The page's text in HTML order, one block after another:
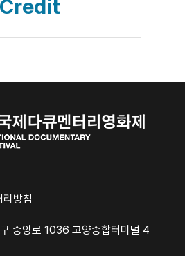
Credit
방침
중앙로 1036 고양종합터미널 4